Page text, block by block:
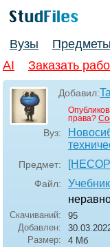
Вузы Предметы
AI
Заказать
Добавил:
права?
Вуз:
Предмет:
Файл:
Скачиваний:
95
Добавлен:
Размер:
4 Мб